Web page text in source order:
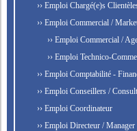
›› Emploi Chargé(e)s
›› Emploi Commercial /
›› Emploi Commercial /
›› Emploi Technico-
›› Emploi Comptabilité -
›› Emploi Conseillers /
›› Emploi Coordinateur
›› Emploi Directeur / Manager